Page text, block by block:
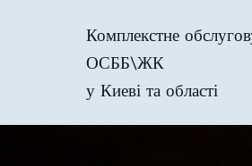
Комплекстне
ОСББ\ЖК
у Киеві та області